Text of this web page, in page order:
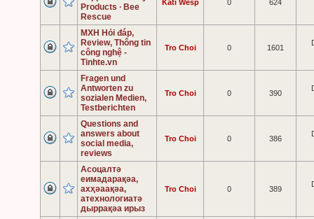
Products ∙ Bee
Rescue
Kati Wesp 0 624
MXH Hỏi đáp,
Review, Thông tin
công nghệ -
Tinhte.vn
Tro Choi 0 1601
Fragen und
Antworten zu
sozialen Medien,
Testberichten
Tro Choi 0 390
Questions and
answers about
social media,
reviews
Tro Choi 0 386
Асоцалтә
еимадарақәа,
ахҳәаақәа,
атехнологиатә
дыррақәа ирыз
Tro Choi 0 389